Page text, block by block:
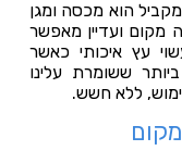
הוא מכסה ומגן
מקום ועדיין מאפשר
עץ איכותי כאשר
ששומרת עלינו
ללא חשש.